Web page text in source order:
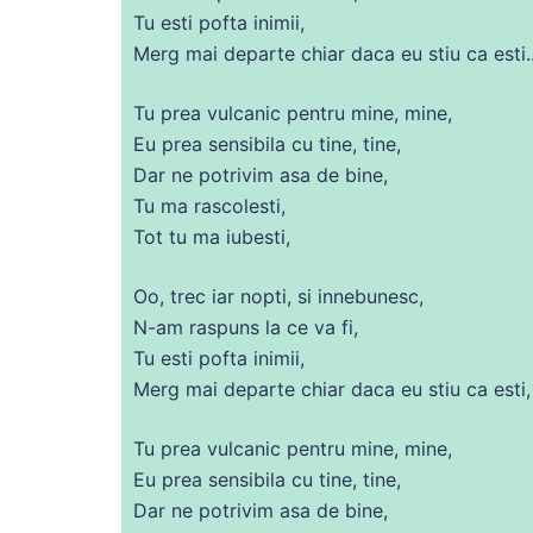
Tu esti pofta inimii,
Merg mai departe chiar daca eu stiu ca
Tu prea vulcanic pentru mine, mine,
Eu prea sensibila cu tine, tine,
Dar ne potrivim asa de bine,
Tu ma rascolesti,
Tot tu ma iubesti,
Oo, trec iar nopti, si innebunesc,
N-am raspuns la ce va fi,
Tu esti pofta inimii,
Merg mai departe chiar daca eu stiu ca esti,
Tu prea vulcanic pentru mine, mine,
Eu prea sensibila cu tine, tine,
Dar ne potrivim asa de bine,